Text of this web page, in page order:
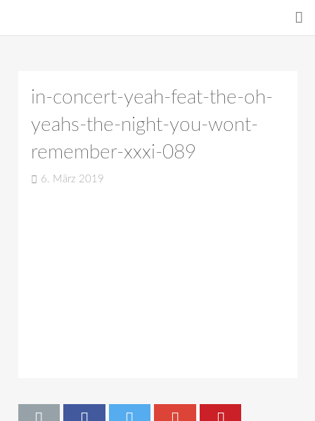
in-concert-yeah-feat-the-oh-
yeahs-the-night-you-wont-
remember-xxxi-089
6. März 2019